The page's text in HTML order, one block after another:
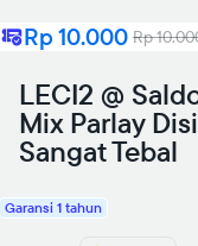
Rp 10.000 Rp
LECI2 @
Mix Parlay
Sangat Tebal
Garansi 1 tahun